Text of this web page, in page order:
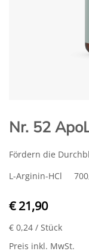
Nr. 52
Fördern die
L-Arginin-HCl
€ 21,90
€ 0,24 / Stück
Preis inkl. MwSt.